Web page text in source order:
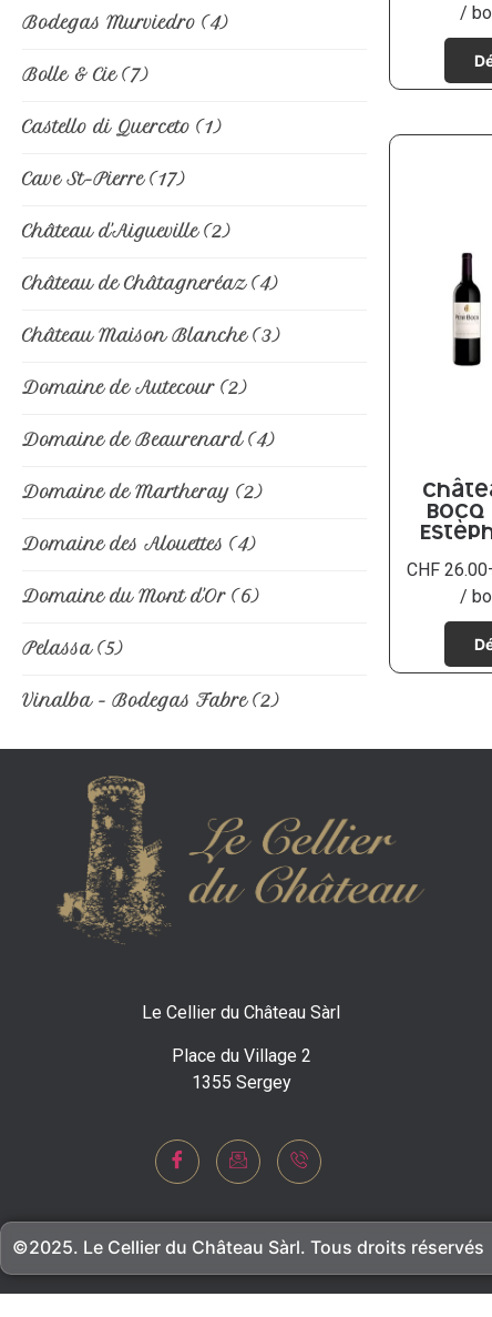
Bodegas Murviedro (4)
Bolle & Cie (7)
Castello di Querceto (1)
Cave St-Pierre (17)
Château d'Aigueville (2)
Château de Châtagneréaz (4)
Château Maison Blanche (3)
Domaine de Autecour (2)
Domaine de Beaurenard (4)
Domaine de Martheray (2)
Domaine des Alouettes (4)
Domaine du Mont d'Or (6)
Pelassa (5)
Vinalba - Bodegas Fabre (2)
/
Bocq
CHF26.00
/
Le Cellier du Château Sàrl
Place du Village 2
1355 Sergey
©2025. Le Cellier du Château Sàrl. Tous droits réservés